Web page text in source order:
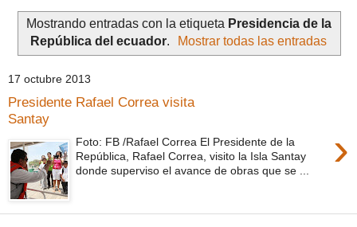
Mostrando entradas con la etiqueta Presidencia de la
República del ecuador. Mostrar todas las entradas
17 octubre 2013
Presidente Rafael Correa visita
Santay
›
Foto: FB /Rafael Correa El Presidente de la
República, Rafael Correa, visito la Isla Santay
donde superviso el avance de obras que se ...